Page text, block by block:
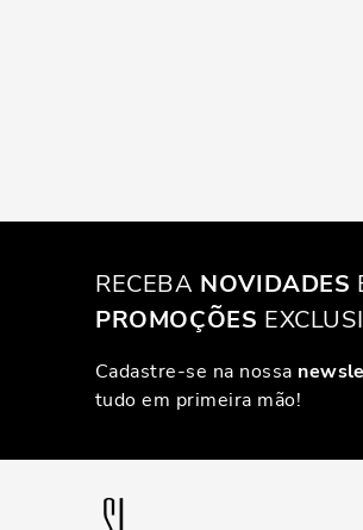
RECEBA NOVIDADES
PROMOÇÕES
Cadastre-se na nossa
tudo em primeira mão!